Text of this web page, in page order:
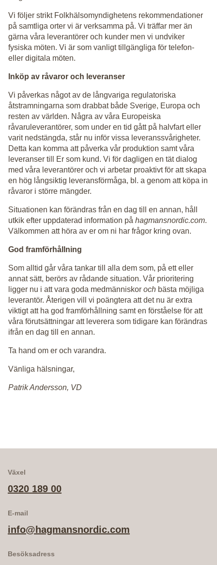
Vi följer strikt Folkhälsomyndighetens rekommendationer
på samtliga orter vi är verksamma på. Vi träffar mer än
gärna våra leverantörer och kunder men vi undviker
fysiska möten. Vi är som vanligt tillgängliga för telefon-
eller digitala möten.
Inköp av råvaror och leveranser
Vi påverkas något av de långvariga regulatoriska
åtstramningarna som drabbat både Sverige, Europa och
resten av världen. Några av våra Europeiska
råvaruleverantörer, som under en tid gått på halvfart eller
varit nedstängda, står nu inför vissa leveranssvårigheter.
Detta kan komma att påverka vår produktion samt våra
leveranser till Er som kund. Vi för dagligen en tät dialog
med våra leverantörer och vi arbetar proaktivt för att skapa
en hög långsiktig leveransförmåga, bl. a genom att köpa in
råvaror i större mängder.
Situationen kan förändras från en dag till en annan, håll
utkik efter uppdaterad information på hagmansnordic.com.
Välkommen att höra av er om ni har frågor kring ovan.
God framförhållning
Som alltid går våra tankar till alla dem som, på ett eller
annat sätt, berörs av rådande situation. Vår prioritering
ligger nu i att vara goda medmänniskor och bästa möjliga
leverantör. Återigen vill vi poängtera att det nu är extra
viktigt att ha god framförhållning samt en förståelse för att
våra förutsättningar att leverera som tidigare kan förändras
ifrån en dag till en annan.
Ta hand om er och varandra.
Vänliga hälsningar,
Patrik Andersson, VD
Växel
0320 189 00
E-mail
info@hagmansnordic.com
Besöksadress